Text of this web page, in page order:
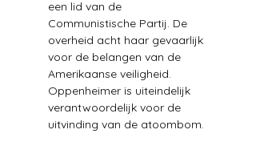
een lid van de
Communistische Partij. De
overheid acht haar gevaarlijk
voor de belangen van de
Amerikaanse veiligheid.
Oppenheimer is uiteindelijk
verantwoordelijk voor de
uitvinding van de atoombom.